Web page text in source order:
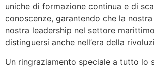
uniche di formazione continua e di
conoscenze, garantendo che la
nostra leadership nel settore
distinguersi anche nell’era della
Un ringraziamento speciale a tutto lo